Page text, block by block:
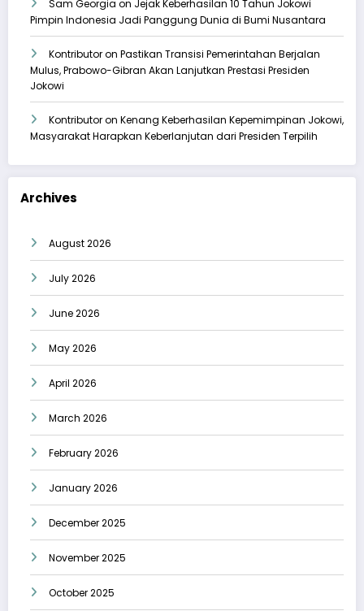
Sam Georgia on Jejak Keberhasilan 10 Tahun Jokowi
Pimpin Indonesia Jadi Panggung Dunia di Bumi Nusantara
Kontributoron Pastikan Transisi Pemerintahan Berjalan
Mulus, Prabowo-Gibran Akan Lanjutkan Prestasi Presiden
Jokowi
Kontributoron Kenang Keberhasilan Kepemimpinan Jokowi,
Masyarakat Harapkan Keberlanjutan dari Presiden Terpilih
Archives
August 2026
July 2026
June 2026
May 2026
April 2026
March 2026
February 2026
January 2026
December 2025
November 2025
October 2025